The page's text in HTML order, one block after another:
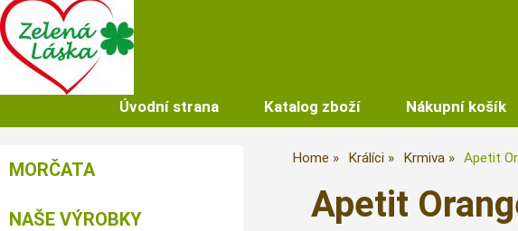
Úvodní strana Katalog zboží Nákupní košík
Home Králíci Krmiva Apetit
Apetit
MORČATA
NAŠE VÝROBKY